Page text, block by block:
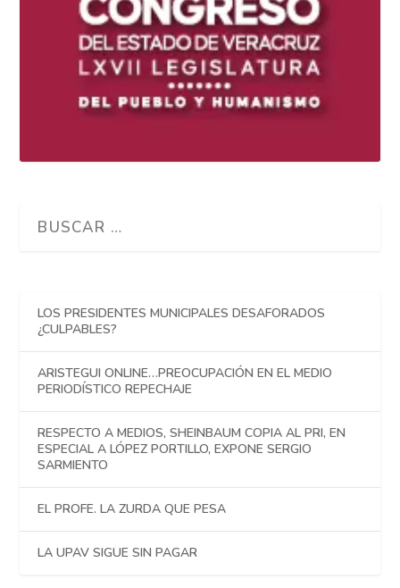
LOS PRESIDENTES MUNICIPALES DESAFORADOS
¿CULPABLES?
ARISTEGUI ONLINE…PREOCUPACIÓN EN EL MEDIO
PERIODÍSTICO REPECHAJE
RESPECTO A MEDIOS, SHEINBAUM COPIA AL PRI, EN
ESPECIAL A LÓPEZ PORTILLO, EXPONE SERGIO
SARMIENTO
EL PROFE. LA ZURDA QUE PESA
LA UPAV SIGUE SIN PAGAR